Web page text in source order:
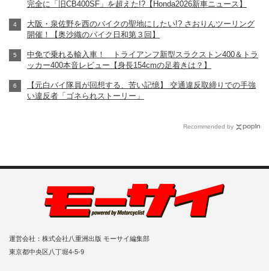
完全に「旧CB400SF」を超えた!?【Honda2026新車ニュース】
大阪・泉佐野を西のバイクの聖地にしたい!? さおりんツーリング
開催！【奥沙織のバイク日和第３回】
中免で乗れる輸入車！ トライアンフ新型スラクストン400＆トラ
ッカー400本音レビュー【身長154cmの足着きは？】
【元白バイ隊員が回想する、苦い記憶】 交通違反取締りでの手強
い違反者「ゴネられストーリー」
Recommended by
運営会社：株式会社八重洲出版 モーサイ編集部
東京都中央区八丁堀4-5-9